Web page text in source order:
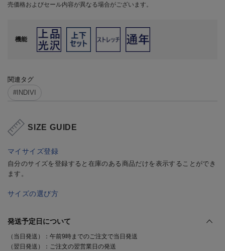
売価格およびセール内容が異なる場合がございます。
機能
関連タグ
#INDIVI
SIZE GUIDE
マイサイズ登録
自分のサイズを登録すると在庫のある商品だけを表示することができ
ます。
サイズの選び方
発送予定日について
（当日発送）：午前9時までのご注文で当日発送
（翌日発送）：ご注文の翌営業日の発送